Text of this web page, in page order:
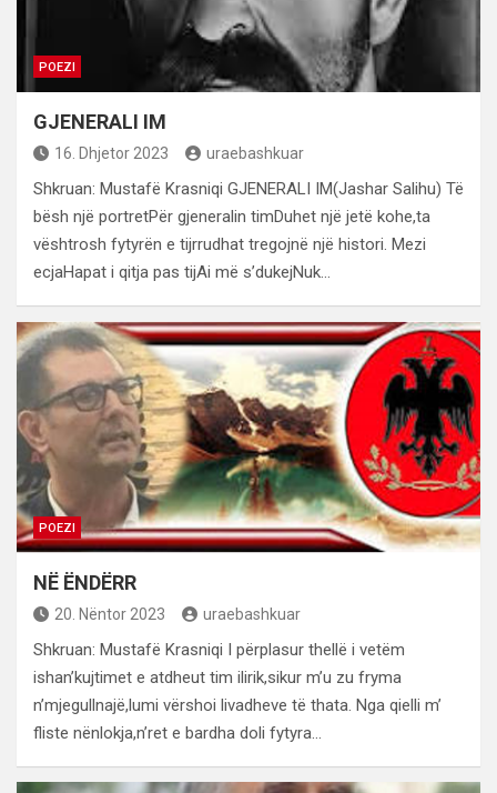
POEZI
GJENERALI IM
16. Dhjetor 2023 uraebashkuar
Shkruan: Mustafë Krasniqi GJENERALI IM(Jashar Salihu) Të
bësh një portretPër gjeneralin timDuhet një jetë kohe,ta
vështrosh fytyrën e tijrrudhat tregojnë një histori. Mezi
ecjaHapat i qitja pas tijAi më s’dukejNuk…
POEZI
NË ËNDËRR
20. Nëntor 2023 uraebashkuar
Shkruan: Mustafë Krasniqi I përplasur thellë i vetëm
ishan’kujtimet e atdheut tim ilirik,sikur m’u zu fryma
n’mjegullnajë,lumi vërshoi livadheve të thata. Nga qielli m’
fliste nënlokja,n’ret e bardha doli fytyra…